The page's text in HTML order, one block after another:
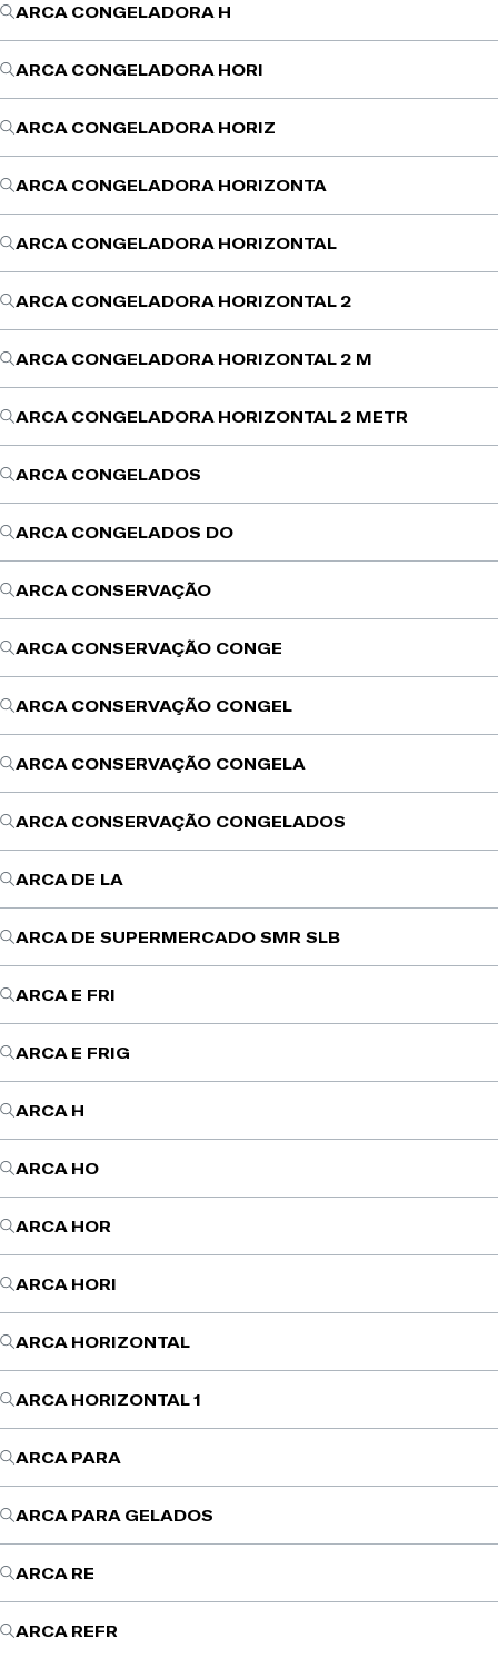
ARCA CONGELADORA H
ARCA CONGELADORA HORI
ARCA CONGELADORA HORIZ
ARCA CONGELADORA HORIZONTA
ARCA CONGELADORA HORIZONTAL
ARCA CONGELADORA HORIZONTAL 2
ARCA CONGELADORA HORIZONTAL 2 M
ARCA CONGELADORA HORIZONTAL 2 METR
ARCA CONGELADOS
ARCA CONGELADOS DO
ARCA CONSERVAÇÃO
ARCA CONSERVAÇÃO CONGE
ARCA CONSERVAÇÃO CONGEL
ARCA CONSERVAÇÃO CONGELA
ARCA CONSERVAÇÃO CONGELADOS
ARCA DE LA
ARCA DE SUPERMERCADO SMR SLB
ARCA E FRI
ARCA E FRIG
ARCA H
ARCA HO
ARCA HOR
ARCA HORI
ARCA HORIZONTAL
ARCA HORIZONTAL 1
ARCA PARA
ARCA PARA GELADOS
ARCA RE
ARCA REFR